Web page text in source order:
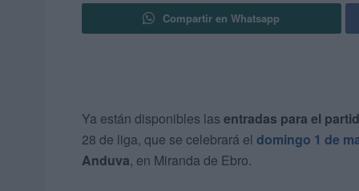
Compartir en Whatsapp
Ya están disponibles las entradas para el
28 de liga, que se celebrará el domingo 1 de
Anduva, en Miranda de Ebro.